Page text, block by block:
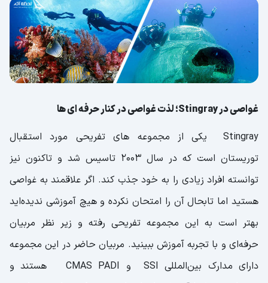
غواصی در Stingray؛ لذت غواصی در کنار حرفه ای ها
Stingray یکی از مجموعه های تفریحی مورد استقبال
توریستان است که در سال 2003 تاسیس شد و تاکنون نیز
توانسته افراد زیادی را به خود جذب کند. اگر علاقمند به غواصی
هستید اما تابحال آن را امتحان نکرده و هیچ آموزشی ندیده‌اید
بهتر است به این مجموعه تفریحی رفته و زیر نظر مربیان
حرفه‌ای و با تجربه آموزش ببینید. مربیان حاضر در این مجموعه
دارای مدارک بین‌المللی SSI و CMAS PADI هستند و